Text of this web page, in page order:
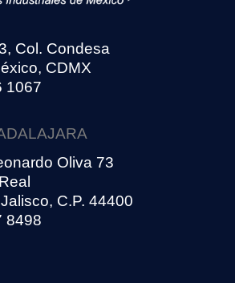
Col. Condesa
CDMX
1067
Oliva 73
C.P. 44400
8498